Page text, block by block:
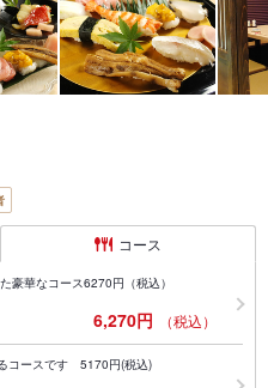
コース
豪華なコース6270円（税込）
6,270円 （税込）
コースです 5170円(税込)